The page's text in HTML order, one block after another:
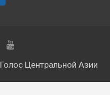
Голос Центральной Азии